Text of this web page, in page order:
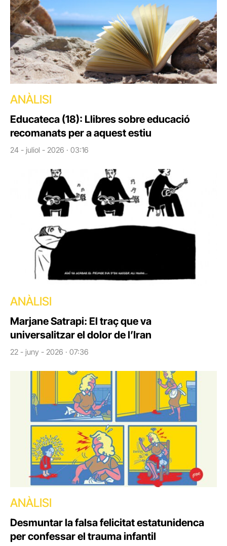
ANÀLISI
Educateca (18): Llibres sobre educació
recomanats per a aquest estiu
24 - juliol - 2026 · 03:16
ANÀLISI
Marjane Satrapi: El traç que va
universalitzar el dolor de l’Iran
22 - juny - 2026 · 07:36
ANÀLISI
Desmuntar la falsa felicitat estatunidenca
per confessar el trauma infantil